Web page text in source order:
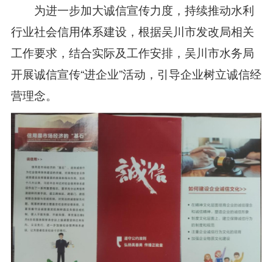
为进一步加大诚信宣传力度，持续推动水利
行业社会信用体系建设，根据吴川市发改局相关
工作要求，结合实际及工作安排，吴川市水务局
开展诚信宣传“进企业”活动，引导企业树立诚信经
营理念。